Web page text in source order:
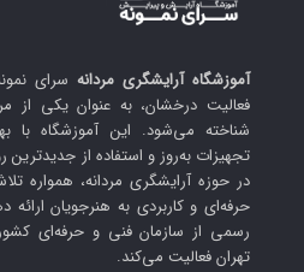
آموزشگاه آرایشگری مردانه سرای
فعالیت درخشان، به عنوان یکی از
شناخته می‌شود. این آموزشگاه با
تجهیزات به‌روز و استفاده از
در حوزه آرایشگری مردانه، همواره
حرفه‌ای و کاربردی به هنرجویان
رسمی از سازمان فنی و حرفه‌ای
تهران فعالیت می‌کند.